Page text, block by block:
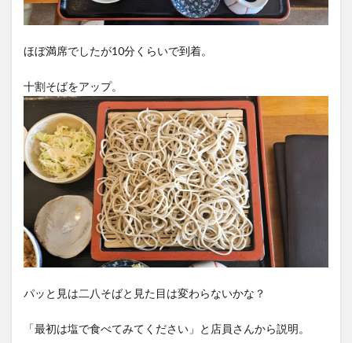
ほぼ満席でしたが10分くらいで到着。
十割そばをアップ。
パッと見は二八そばと見た目は変わらないかな？
「最初は塩で食べてみてください」と店員さんから説明。